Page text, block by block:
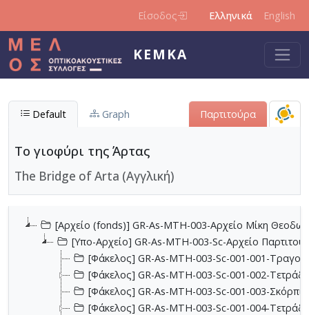
Είσοδος Ελληνικά English
ΚΕΜΚΑ
Default Graph Παρτιτούρα
Το γιοφύρι της Άρτας
The Bridge of Arta (Αγγλική)
[Αρχείο (fonds)] GR-As-MTH-003-Αρχείο Μίκη
[Υπο-Αρχείο] GR-As-MTH-003-Sc-Αρχείο
[Φάκελος] GR-As-MTH-003-Sc-001-001-
[Φάκελος] GR-As-MTH-003-Sc-001-002-
[Φάκελος] GR-As-MTH-003-Sc-001-003-
[Φάκελος] GR-As-MTH-003-Sc-001-004-